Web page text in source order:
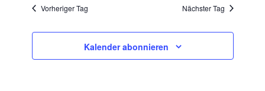
UND
Vorheriger Tag Nächster Tag
Kalender abonnieren